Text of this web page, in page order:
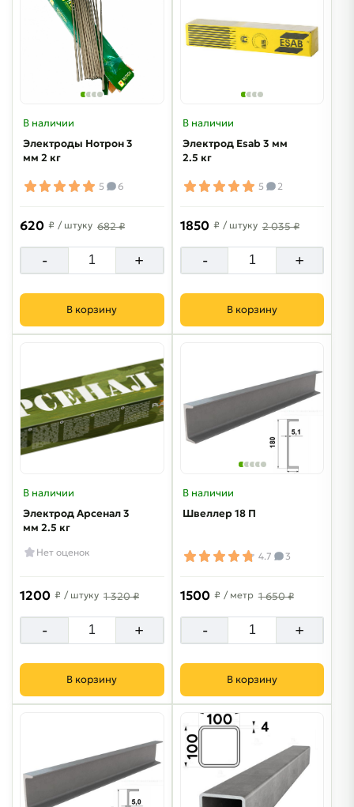
В наличии
Электроды Нотрон 3
мм 2 кг
5 6
620 ₽ / штуку 682 ₽
- +
В корзину
В наличии
Электрод Esab 3 мм
2.5 кг
5 2
1850 ₽ / штуку 2 035 ₽
- +
В корзину
В наличии
Электрод Арсенал 3
мм 2.5 кг
Нет оценок
1200 ₽ / штуку 1 320 ₽
- +
В корзину
В наличии
Швеллер 18 П
4.7 3
1500 ₽ / метр 1 650 ₽
- +
В корзину